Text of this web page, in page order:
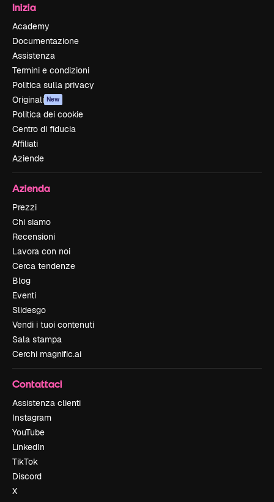
Inizia
Academy
Documentazione
Assistenza
Termini e condizioni
Politica sulla privacy
Originali New
Politica dei cookie
Centro di fiducia
Affiliati
Aziende
Azienda
Prezzi
Chi siamo
Recensioni
Lavora con noi
Cerca tendenze
Blog
Eventi
Slidesgo
Vendi i tuoi contenuti
Sala stampa
Cerchi magnific.ai
Contattaci
Assistenza clienti
Instagram
YouTube
LinkedIn
TikTok
Discord
X